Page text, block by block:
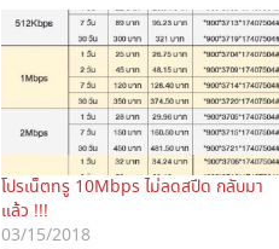
a
r
e
n
w
i
t
t
e
r
(
O
p
a
r
e
o
n
F
a
c
e
b
o
o
O
โปรเน็ตทรู 10Mbps ไม่ลดสปีด กลับมา
แล้ว !!!
03/15/2018